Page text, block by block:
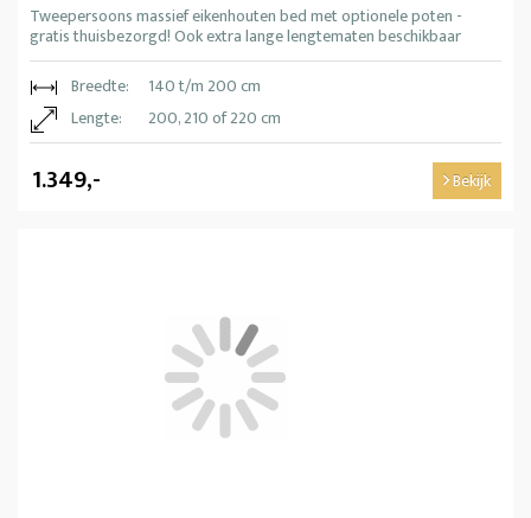
Tweepersoons massief eikenhouten bed met optionele poten -
gratis thuisbezorgd! Ook extra lange lengtematen beschikbaar
Breedte:
140 t/m 200 cm
Lengte:
200, 210 of 220 cm
1.349,- Bekijk